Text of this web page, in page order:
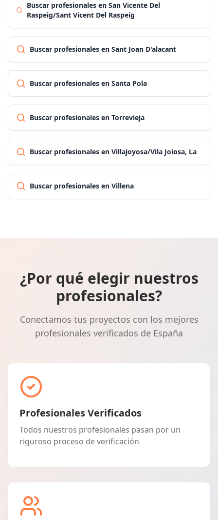
Buscar profesionales en San Vicente Del
Raspeig/Sant Vicent Del Raspeig
Buscar profesionales en Sant Joan D'alacant
Buscar profesionales en Santa Pola
Buscar profesionales en Torrevieja
Buscar profesionales en Villajoyosa/Vila Joiosa, La
Buscar profesionales en Villena
¿Por qué elegir nuestros
profesionales?
Conectamos tus proyectos con los mejores
profesionales verificados de España
Profesionales Verificados
Todos nuestros profesionales pasan por un
riguroso proceso de verificación